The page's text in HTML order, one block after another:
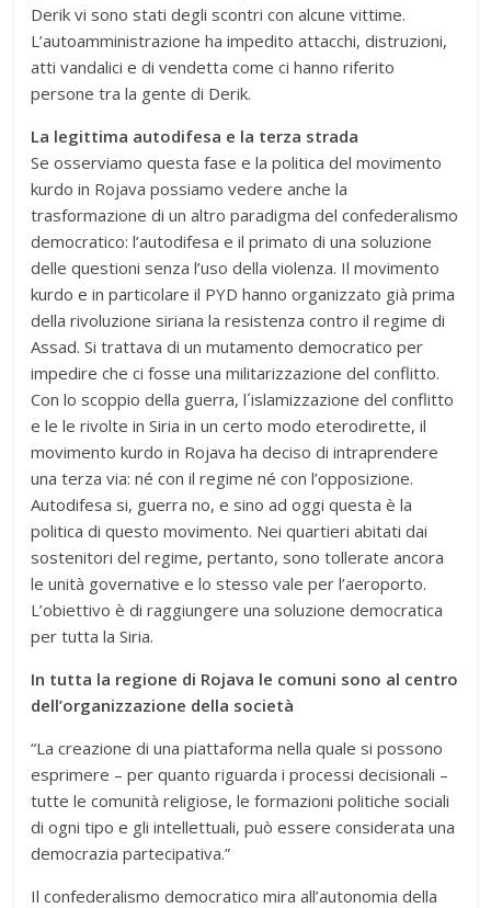
Derik vi sono stati degli scontri con alcune vittime.
L’autoamministrazione ha impedito attacchi, distruzioni,
atti vandalici e di vendetta come ci hanno riferito
persone tra la gente di Derik.
La legittima autodifesa e la terza strada
Se osserviamo questa fase e la politica del movimento
kurdo in Rojava possiamo vedere anche la
trasformazione di un altro paradigma del confederalismo
democratico: l’autodifesa e il primato di una soluzione
delle questioni senza l’uso della violenza. Il movimento
kurdo e in particolare il PYD hanno organizzato già prima
della rivoluzione siriana la resistenza contro il regime di
Assad. Si trattava di un mutamento democratico per
impedire che ci fosse una militarizzazione del conflitto.
Con lo scoppio della guerra, l´islamizzazione del conflitto
e le le rivolte in Siria in un certo modo eterodirette, il
movimento kurdo in Rojava ha deciso di intraprendere
una terza via: né con il regime né con l’opposizione.
Autodifesa si, guerra no, e sino ad oggi questa è la
politica di questo movimento. Nei quartieri abitati dai
sostenitori del regime, pertanto, sono tollerate ancora
le unità governative e lo stesso vale per l’aeroporto.
L’obiettivo è di raggiungere una soluzione democratica
per tutta la Siria.
In tutta la regione di Rojava le comuni sono al centro
dell’organizzazione della società
“La creazione di una piattaforma nella quale si possono
esprimere – per quanto riguarda i processi decisionali –
tutte le comunità religiose, le formazioni politiche sociali
di ogni tipo e gli intellettuali, può essere considerata una
democrazia partecipativa.”
Il confederalismo democratico mira all’autonomia della